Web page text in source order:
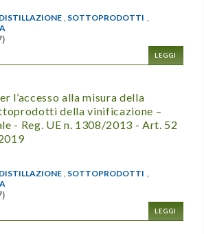
DISTILLAZIONE , SOTTOPRODOTTI ,
LEGGI
l’accesso alla misura della
della vinificazione –
- Reg. UE n. 1308/2013 - Art. 52
DISTILLAZIONE SOTTOPRODOTTI
LEGGI